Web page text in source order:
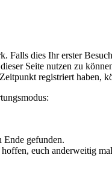
dies Ihr erster
Seite nutzen zu
registriert haben,
Ende gefunden.
euch anderweitig